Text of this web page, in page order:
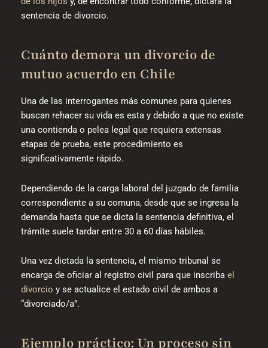
sentencia de divorcio.
Cuánto demora un divorcio de
mutuo acuerdo en Chile
Una de las interrogantes más comunes para quienes
buscan rehacer su vida es esta y debido a que no existe
una contienda o pelea legal que requiera extensas
etapas de prueba, este procedimiento es
significativamente rápido.
Dependiendo de la carga laboral del juzgado de familia
correspondiente a su comuna, desde que se ingresa la
demanda hasta que se dicta la sentencia definitiva, el
trámite suele tardar entre 30 a 60 días hábiles.
Una vez dictada la sentencia, el mismo tribunal se
encarga de oficiar al registro civil para que inscriba el
divorcio y se actualice el estado civil de ambos a
“divorciado/a”.
Ejemplo práctico: Un proceso sin